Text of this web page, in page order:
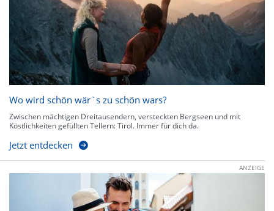
Wo wird schön wär`s zu schön wars?
Zwischen mächtigen Dreitausendern, versteckten Bergseen und mit
Köstlichkeiten gefüllten Tellern: Tirol. Immer für dich da.
Jetzt entdecken
ANZEIGE